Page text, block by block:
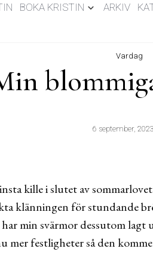
BOKA KRISTIN ARKIV
Vardag
6 september, 2023
kille i slutet av
klänningen för stundande
min svärmor dessutom lagt
mer festligheter så den